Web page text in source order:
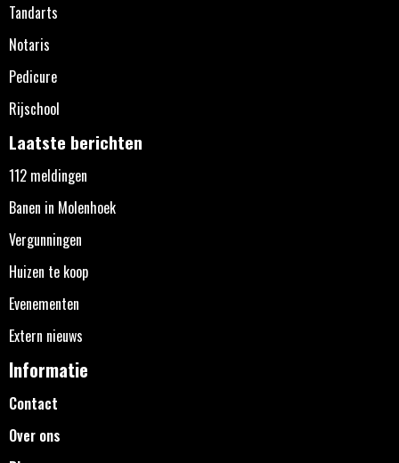
Tandarts
Notaris
Pedicure
Rijschool
Laatste berichten
112 meldingen
Banen in Molenhoek
Vergunningen
Huizen te koop
Evenementen
Extern nieuws
Informatie
Contact
Over ons